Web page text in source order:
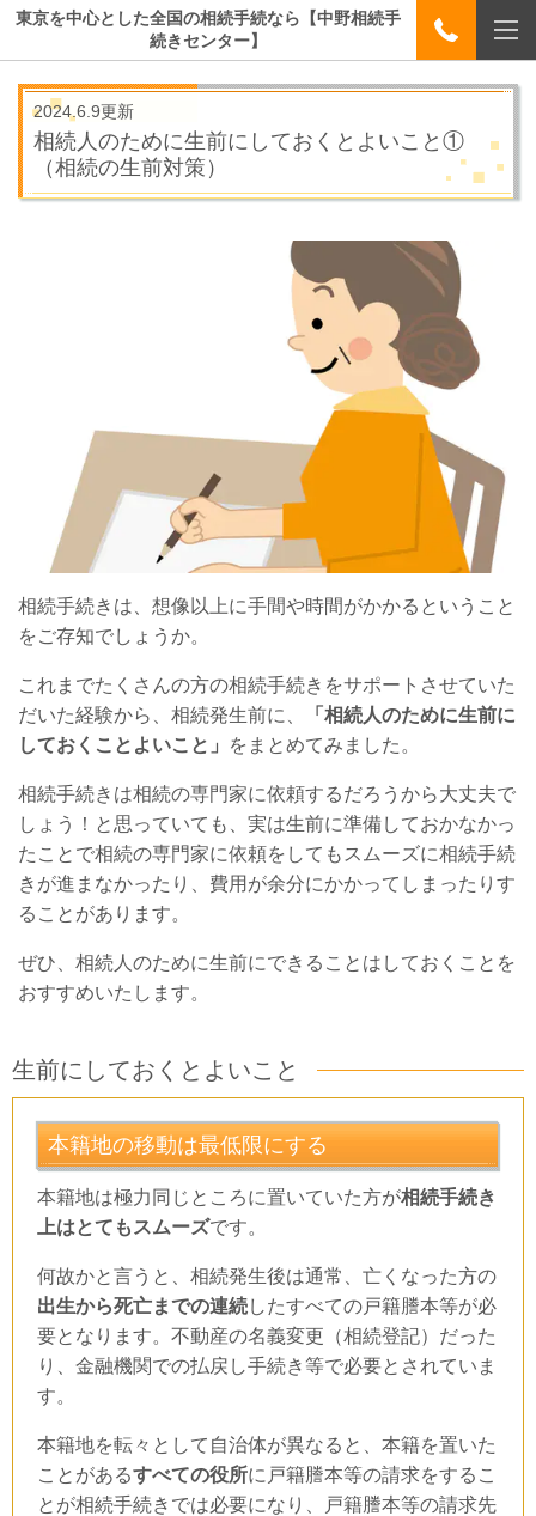
東京を中心とした全国の相続手続なら【中野相続手
続きセンター】
2024.6.9更新
相続人のために生前にしておくとよいこと①
（相続の生前対策）
相続手続きは、想像以上に手間や時間がかかるということ
をご存知でしょうか。
これまでたくさんの方の相続手続きをサポートさせていた
だいた経験から、相続発生前に、
「相続人のために生前に
しておくことよいこと」
をまとめてみました。
相続手続きは相続の専門家に依頼するだろうから大丈夫で
しょう！と思っていても、実は生前に準備しておかなかっ
たことで相続の専門家に依頼をしてもスムーズに相続手続
きが進まなかったり、費用が余分にかかってしまったりす
ることがあります。
ぜひ、相続人のために生前にできることはしておくことを
おすすめいたします。
生前にしておくとよいこと
本籍地の移動は最低限にする
本籍地は極力同じところに置いていた方が相続手続き
上はとてもスムーズです。
何故かと言うと、相続発生後は通常、亡くなった方の
出生から死亡までの連続したすべての戸籍謄本等が必
要となります。不動産の名義変更（相続登記）だった
り、金融機関での払戻し手続き等で必要とされていま
す。
本籍地を転々として自治体が異なると、本籍を置いた
ことがあるすべての役所に戸籍謄本等の請求をするこ
とが相続手続きでは必要になり、戸籍謄本等の請求先